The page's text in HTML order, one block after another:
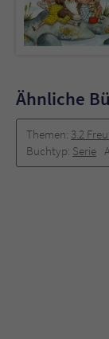
Ähnliche
Themen: 3.2
Buchtyp: Serie